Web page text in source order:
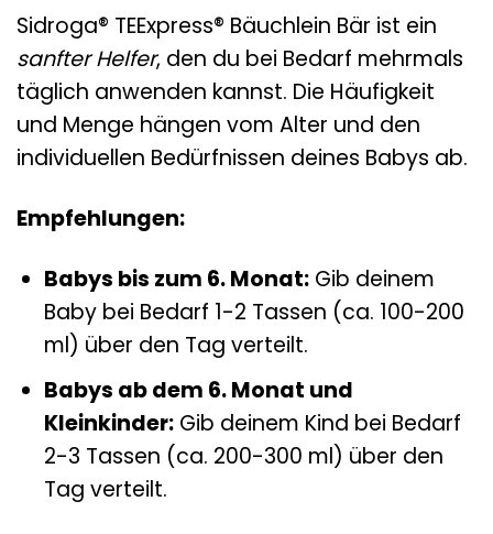
Sidroga® TEExpress® Bäuchlein Bär ist ein
sanfter Helfer, den du bei Bedarf mehrmals
täglich anwenden kannst. Die Häufigkeit
und Menge hängen vom Alter und den
individuellen Bedürfnissen deines Babys ab.
Empfehlungen:
Babys bis zum 6. Monat:Gib deinem
Baby bei Bedarf 1-2 Tassen (ca. 100-200
ml) über den Tag verteilt.
Babys ab dem 6. Monat und
Kleinkinder:Gib deinem Kind bei Bedarf
2-3 Tassen (ca. 200-300 ml) über den
Tag verteilt.